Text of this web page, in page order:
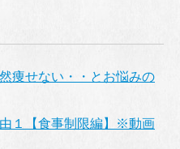
痩せない・・とお悩みの
１【食事制限編】※動画